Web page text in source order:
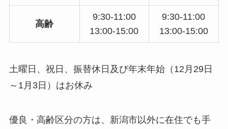
高齢
9:30-11:00
13:00-15:00
9:30-11:00
13:00-15:00
土曜日、祝日、振替休日及び年末年始（12月29日
～1月3日）はお休み
優良・高齢区分の方は、新潟市以外に在住でも手